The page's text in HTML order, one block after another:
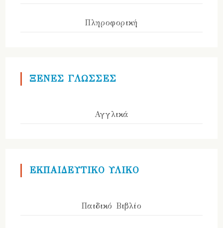
Πληροφορική
ΞΕΝΕΣ ΓΛΩΣΣΕΣ
Αγγλικά
ΕΚΠΑΙΔΕΥΤΙΚΟ ΥΛΙΚΟ
Παιδικό Βιβλίο